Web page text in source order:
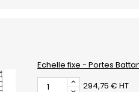
Echelle fixe - Portes
294,75 € HT